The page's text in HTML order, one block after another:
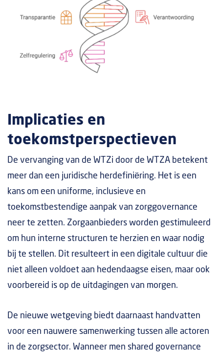
Implicaties en
toekomstperspectieven
De vervanging van de WTZi door de WTZA betekent
meer dan een juridische herdefiniëring. Het is een
kans om een uniforme, inclusieve en
toekomstbestendige aanpak van zorggovernance
neer te zetten. Zorgaanbieders worden gestimuleerd
om hun interne structuren te herzien en waar nodig
bij te stellen. Dit resulteert in een digitale cultuur die
niet alleen voldoet aan hedendaagse eisen, maar ook
voorbereid is op de uitdagingen van morgen.
De nieuwe wetgeving biedt daarnaast handvatten
voor een nauwere samenwerking tussen alle actoren
in de zorgsector. Wanneer men shared governance